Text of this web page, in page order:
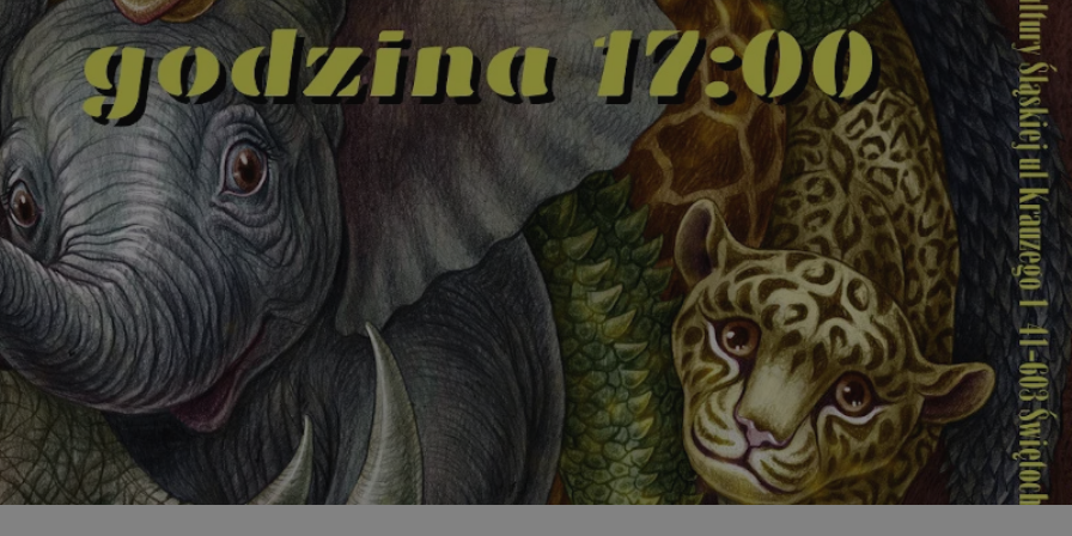
swiony.pl 1 rok
Ten plik cookie przechowuje identyfikator sesji.
swiony.pl 1 rok
Ten plik cookie przechowuje identyfikator sesji.
swiony.pl 1 rok
Ten plik cookie przechowuje identyfikator sesji.
CookieScript
swiony.pl
4 tygodnie 2 dni
Ten plik cookie jest używany przez usługę Cookie-
Script.com do zapamiętywania preferencji dotyczących
zgody użytkownika na pliki cookie. Jest to konieczne,
aby baner cookie Cookie-Script.com działał poprawnie.
YouTube
.youtube.com
5 miesięcy 4
tygodnie
Ten plik cookie przechowuje informacje o zgodzie
użytkownika oraz jego preferencjach dotyczących
prywatności podczas korzystania z witryny. Rejestruje
wybory dotyczące polityki prywatności i ustawień
zgody, zapewniając ich przestrzeganie w kolejnych
wizytach. Dzięki temu użytkownik nie musi ponownie
konfigurować swoich preferencji, co zwiększa wygodę i
zgodność z regulacjami ochrony danych.
Provider
Domena
Okres
przechowywania
OpenX
Technologies
Inc.
1 rok
Powiązany z platformą reklamową banerów OpenX dla
wydawców. Rejestruje, czy zostały wyświetlone określone
reklamy. Podobno używane tylko do zwiększenia skuteczności,
Provider
Okres
przechowywania
Opis
Microsoft
Corporation
1 rok
Jest to własny plik cookie Microsoft MSN,
który zapewnia prawidłowe działanie tej
Provider/Domena Okres przechowywania
Opis
.youtube.com 5 miesięcy 4 tygodnie
Polityce prywatności Google